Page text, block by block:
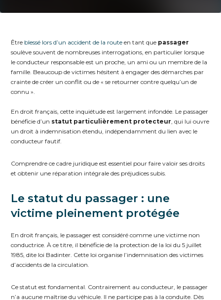
Être blessé lors d’un accident de la route en tant que passager
soulève souvent de nombreuses interrogations, en particulier lorsque
le conducteur responsable est un proche, un ami ou un membre de la
famille. Beaucoup de victimes hésitent à engager des démarches par
crainte de créer un conflit ou de « se retourner contre quelqu’un de
connu ».
En droit français, cette inquiétude est largement infondée. Le passager
bénéficie d’un statut particulièrement protecteur, qui lui ouvre
un droit à indemnisation étendu, indépendamment du lien avec le
conducteur fautif.
Comprendre ce cadre juridique est essentiel pour faire valoir ses droits
et obtenir une réparation intégrale des préjudices subis.
Le statut du passager : une
victime pleinement protégée
En droit français, le passager est considéré comme une victime non
conductrice. À ce titre, il bénéficie de la protection de la loi du 5 juillet
1985, dite loi Badinter. Cette loi organise l’indemnisation des victimes
d’accidents de la circulation.
Ce statut est fondamental. Contrairement au conducteur, le passager
n’a aucune maîtrise du véhicule. Il ne participe pas à la conduite. Dès